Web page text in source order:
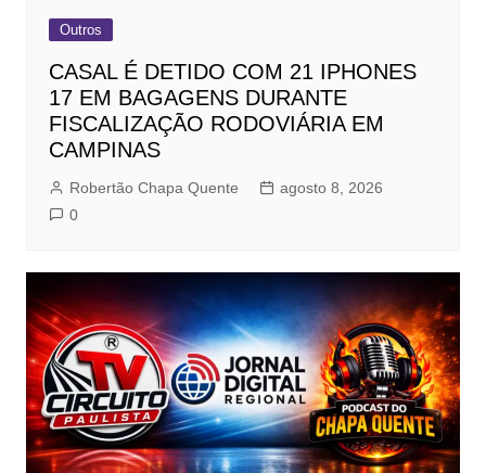
Outros
CASAL É DETIDO COM 21 IPHONES
17 EM BAGAGENS DURANTE
FISCALIZAÇÃO RODOVIÁRIA EM
CAMPINAS
Robertão Chapa Quente
agosto 8, 2026
0